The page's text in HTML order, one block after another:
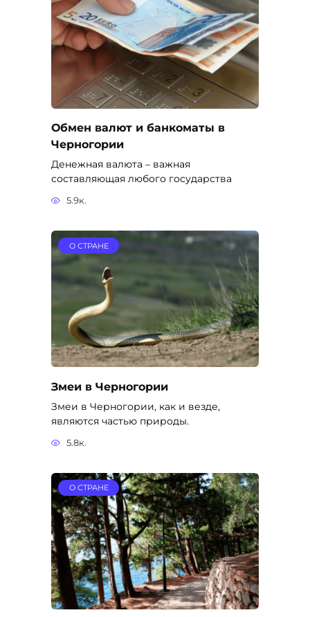
Обмен валют и банкоматы в
Черногории
Денежная валюта – важная
составляющая любого государства
5.9к.
О СТРАНЕ
Змеи в Черногории
Змеи в Черногории, как и везде,
являются частью природы.
5.8к.
О СТРАНЕ